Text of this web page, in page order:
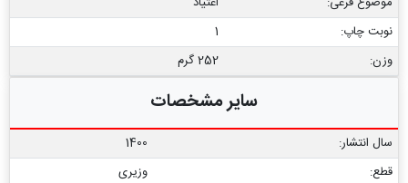
نوبت چاپ:
1
وزن:
252 گرم
سایر مشخصات
سال انتشار:
1400
قطع:
وزیری